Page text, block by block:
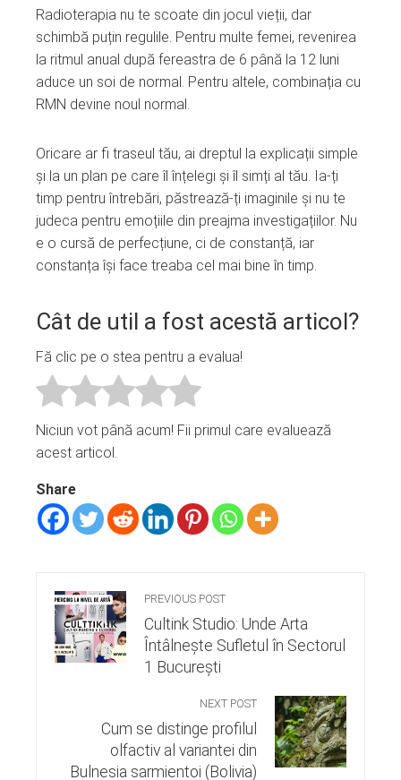
Radioterapia nu te scoate din jocul vieții, dar
schimbă puțin regulile. Pentru multe femei, revenirea
la ritmul anual după fereastra de 6 până la 12 luni
aduce un soi de normal. Pentru altele, combinația cu
RMN devine noul normal.
Oricare ar fi traseul tău, ai dreptul la explicații simple
și la un plan pe care îl înțelegi și îl simți al tău. Ia-ți
timp pentru întrebări, păstrează-ți imaginile și nu te
judeca pentru emoțiile din preajma investigațiilor. Nu
e o cursă de perfecțiune, ci de constanță, iar
constanța își face treaba cel mai bine în timp.
Cât de util a fost acestă articol?
Fă clic pe o stea pentru a evalua!
Niciun vot până acum! Fii primul care evaluează
acest articol.
Share
PREVIOUS POST
Cultink Studio: Unde Arta
Întâlnește Sufletul în Sectorul
1 București
NEXT POST
Cum se distinge profilul
olfactiv al variantei din
Bulnesia sarmientoi (Bolivia)